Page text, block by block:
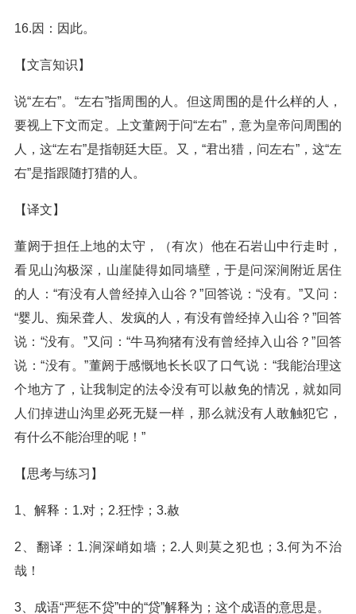
16.因：因此。
【文言知识】
说“左右”。“左右”指周围的人。但这周围的是什么样的人，
要视上下文而定。上文董阏于问“左右”，意为皇帝问周围的
人，这“左右”是指朝廷大臣。又，“君出猎，问左右”，这“左
右”是指跟随打猎的人。
【译文】
董阏于担任上地的太守，（有次）他在石岩山中行走时，
看见山沟极深，山崖陡得如同墙壁，于是问深涧附近居住
的人：“有没有人曾经掉入山谷？”回答说：“没有。”又问：
“婴儿、痴呆聋人、发疯的人，有没有曾经掉入山谷？”回答
说：“没有。”又问：“牛马狗猪有没有曾经掉入山谷？”回答
说：“没有。”董阏于感慨地长长叹了口气说：“我能治理这
个地方了，让我制定的法令没有可以赦免的情况，就如同
人们掉进山沟里必死无疑一样，那么就没有人敢触犯它，
有什么不能治理的呢！”
【思考与练习】
1、解释：1.对；2.狂悖；3.赦
2、翻译：1.涧深峭如墙；2.人则莫之犯也；3.何为不治
哉！
3、成语“严惩不贷”中的“贷”解释为；这个成语的意思是。